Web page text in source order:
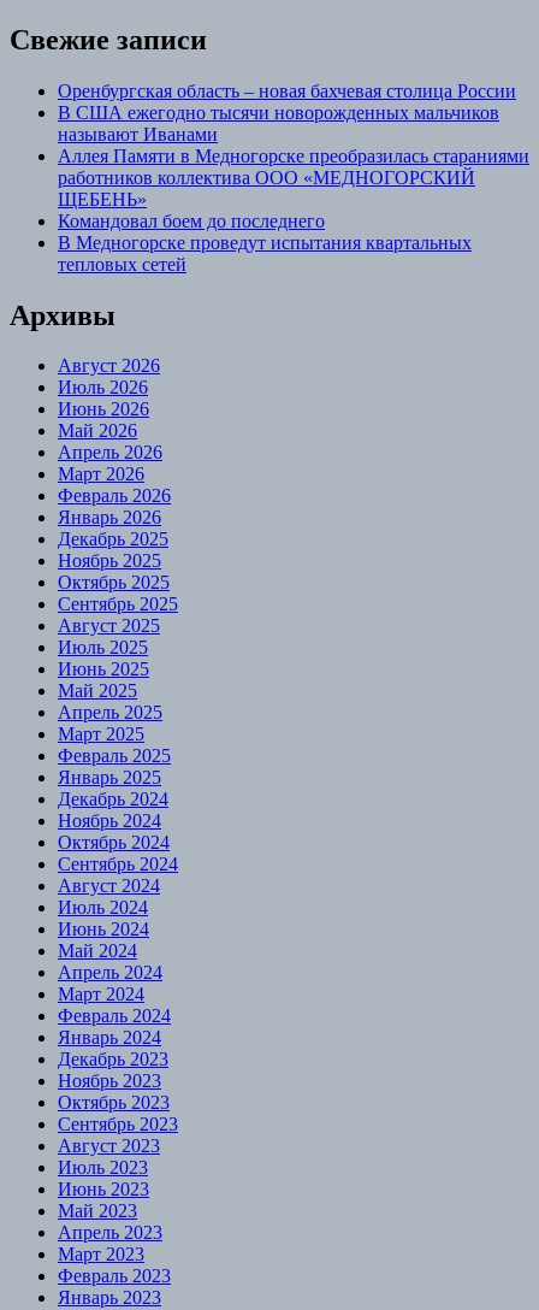
Свежие записи
Оренбургская область – новая бахчевая столица России
В США ежегодно тысячи новорожденных мальчиков
называют Иванами
Аллея Памяти в Медногорске преобразилась стараниями
работников коллектива ООО «МЕДНОГОРСКИЙ
ЩЕБЕНЬ»
Командовал боем до последнего
В Медногорске проведут испытания квартальных
тепловых сетей
Архивы
Август 2026
Июль 2026
Июнь 2026
Май 2026
Апрель 2026
Март 2026
Февраль 2026
Январь 2026
Декабрь 2025
Ноябрь 2025
Октябрь 2025
Сентябрь 2025
Август 2025
Июль 2025
Июнь 2025
Май 2025
Апрель 2025
Март 2025
Февраль 2025
Январь 2025
Декабрь 2024
Ноябрь 2024
Октябрь 2024
Сентябрь 2024
Август 2024
Июль 2024
Июнь 2024
Май 2024
Апрель 2024
Март 2024
Февраль 2024
Январь 2024
Декабрь 2023
Ноябрь 2023
Октябрь 2023
Сентябрь 2023
Август 2023
Июль 2023
Июнь 2023
Май 2023
Апрель 2023
Март 2023
Февраль 2023
Январь 2023